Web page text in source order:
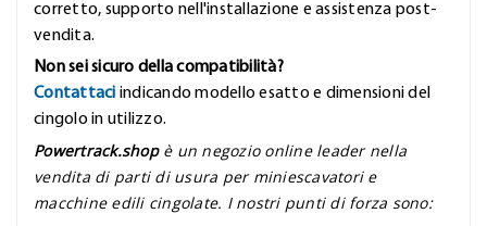
corretto, supporto nell'installazione e assistenza post-
vendita.
Non sei sicuro della compatibilità?
Contattaci indicando modello esatto e dimensioni del
cingolo in utilizzo.
Powertrack.shop è un negozio online leader nella
vendita di parti di usura per miniescavatori e
macchine edili cingolate. I nostri punti di forza sono: